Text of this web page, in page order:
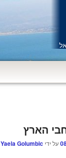
הארץ
על ידי Yaela Golumbic